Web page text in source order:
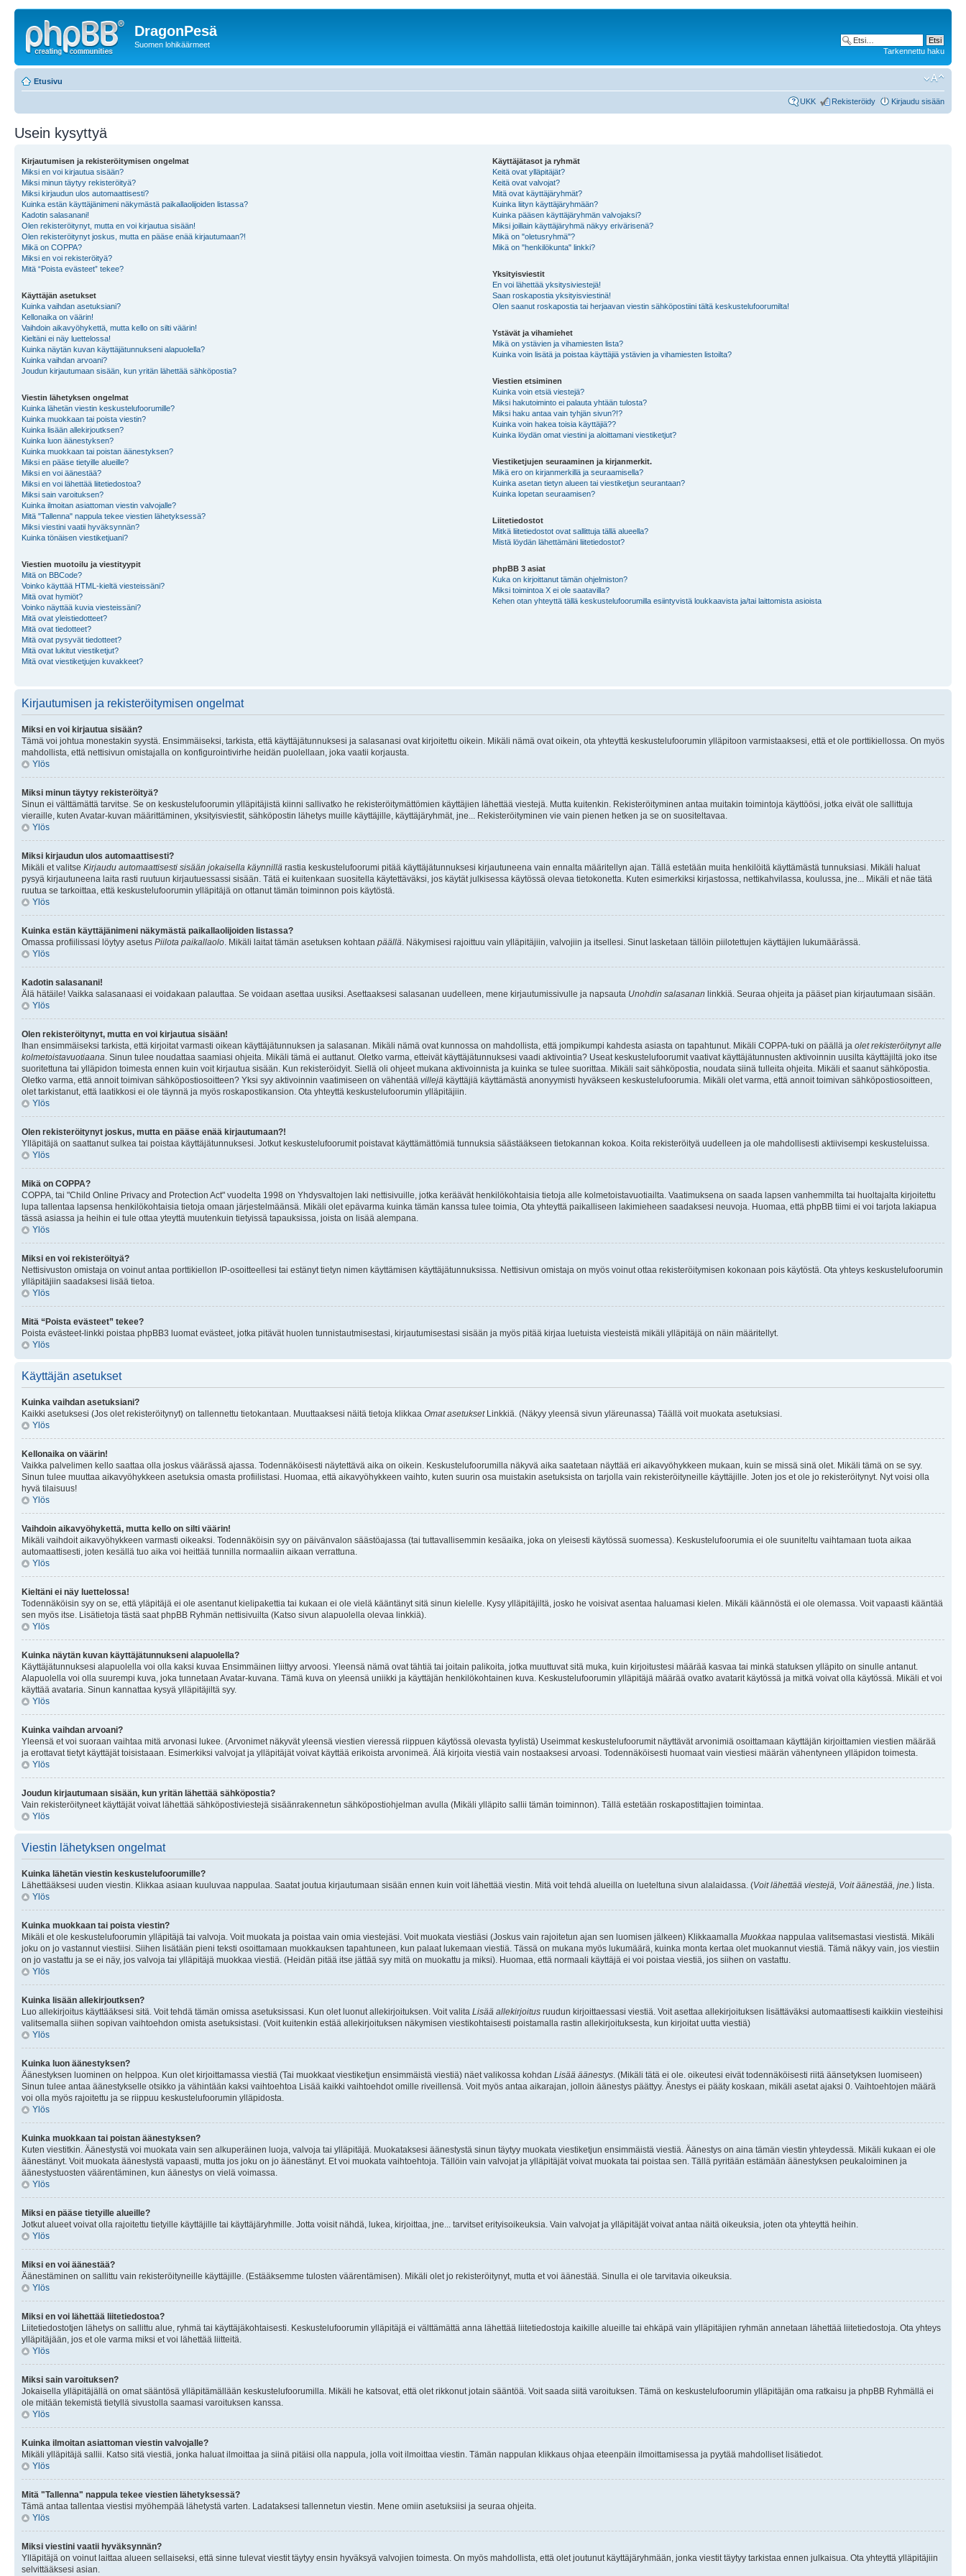
DragonPesä
Suomen lohikäärmeet
Tarkennettu haku
Etusivu
UKK Rekisteröidy Kirjaudu sisään
Usein kysyttyä
Kirjautumisen ja rekisteröitymisen ongelmat
Miksi en voi kirjautua sisään?
Miksi minun täytyy rekisteröityä?
Miksi kirjaudun ulos automaattisesti?
Kuinka estän käyttäjänimeni näkymästä paikallaolijoiden listassa?
Kadotin salasanani!
Olen rekisteröitynyt, mutta en voi kirjautua sisään!
Olen rekisteröitynyt joskus, mutta en pääse enää kirjautumaan?!
Mikä on COPPA?
Miksi en voi rekisteröityä?
Mitä “Poista evästeet” tekee?
Käyttäjän asetukset
Kuinka vaihdan asetuksiani?
Kellonaika on väärin!
Vaihdoin aikavyöhykettä, mutta kello on silti väärin!
Kieltäni ei näy luettelossa!
Kuinka näytän kuvan käyttäjätunnukseni alapuolella?
Kuinka vaihdan arvoani?
Joudun kirjautumaan sisään, kun yritän lähettää sähköpostia?
Viestin lähetyksen ongelmat
Kuinka lähetän viestin keskustelufoorumille?
Kuinka muokkaan tai poista viestin?
Kuinka lisään allekirjoutksen?
Kuinka luon äänestyksen?
Kuinka muokkaan tai poistan äänestyksen?
Miksi en pääse tietyille alueille?
Miksi en voi äänestää?
Miksi en voi lähettää liitetiedostoa?
Miksi sain varoituksen?
Kuinka ilmoitan asiattoman viestin valvojalle?
Mitä "Tallenna" nappula tekee viestien lähetyksessä?
Miksi viestini vaatii hyväksynnän?
Kuinka tönäisen viestiketjuani?
Viestien muotoilu ja viestityypit
Mitä on BBCode?
Voinko käyttää HTML-kieltä viesteissäni?
Mitä ovat hymiöt?
Voinko näyttää kuvia viesteissäni?
Mitä ovat yleistiedotteet?
Mitä ovat tiedotteet?
Mitä ovat pysyvät tiedotteet?
Mitä ovat lukitut viestiketjut?
Mitä ovat viestiketjujen kuvakkeet?
Käyttäjätasot ja ryhmät
Keitä ovat ylläpitäjät?
Keitä ovat valvojat?
Mitä ovat käyttäjäryhmät?
Kuinka liityn käyttäjäryhmään?
Kuinka pääsen käyttäjäryhmän valvojaksi?
Miksi joillain käyttäjäryhmä näkyy erivärisenä?
Mikä on "oletusryhmä"?
Mikä on "henkilökunta" linkki?
Yksityisviestit
En voi lähettää yksitysiviestejä!
Saan roskapostia yksityisviestinä!
Olen saanut roskapostia tai herjaavan viestin sähköpostiini tältä keskustelufoorumilta!
Ystävät ja vihamiehet
Mikä on ystävien ja vihamiesten lista?
Kuinka voin lisätä ja poistaa käyttäjiä ystävien ja vihamiesten listoilta?
Viestien etsiminen
Kuinka voin etsiä viestejä?
Miksi hakutoiminto ei palauta yhtään tulosta?
Miksi haku antaa vain tyhjän sivun?!?
Kuinka voin hakea toisia käyttäjiä??
Kuinka löydän omat viestini ja aloittamani viestiketjut?
Viestiketjujen seuraaminen ja kirjanmerkit.
Mikä ero on kirjanmerkillä ja seuraamisella?
Kuinka asetan tietyn alueen tai viestiketjun seurantaan?
Kuinka lopetan seuraamisen?
Liitetiedostot
Mitkä liitetiedostot ovat sallittuja tällä alueella?
Mistä löydän lähettämäni liitetiedostot?
phpBB 3 asiat
Kuka on kirjoittanut tämän ohjelmiston?
Miksi toimintoa X ei ole saatavilla?
Kehen otan yhteyttä tällä keskustelufoorumilla esiintyvistä loukkaavista ja/tai laittomista asioista
Kirjautumisen ja rekisteröitymisen ongelmat
Miksi en voi kirjautua sisään?
Tämä voi johtua monestakin syystä. Ensimmäiseksi, tarkista, että käyttäjätunnuksesi ja salasanasi ovat kirjoitettu oikein. Mikäli nämä ovat oikein, ota yhteyttä keskustelufoorumin ylläpitoon varmistaaksesi, että et ole porttikiellossa. On myös
mahdollista, että nettisivun omistajalla on konfigurointivirhe heidän puolellaan, joka vaatii korjausta.
Ylös
Miksi minun täytyy rekisteröityä?
Sinun ei välttämättä tarvitse. Se on keskustelufoorumin ylläpitäjistä kiinni sallivatko he rekisteröitymättömien käyttäjien lähettää viestejä. Mutta kuitenkin. Rekisteröityminen antaa muitakin toimintoja käyttöösi, jotka eivät ole sallittuja
vieraille, kuten Avatar-kuvan määrittäminen, yksityisviestit, sähköpostin lähetys muille käyttäjille, käyttäjäryhmät, jne... Rekisteröityminen vie vain pienen hetken ja se on suositeltavaa.
Ylös
Miksi kirjaudun ulos automaattisesti?
Mikäli et valitse Kirjaudu automaattisesti sisään jokaisella käynnillä rastia keskustelufoorumi pitää käyttäjätunnuksesi kirjautuneena vain ennalta määritellyn ajan. Tällä estetään muita henkilöitä käyttämästä tunnuksiasi. Mikäli haluat
pysyä kirjautuneena laita rasti ruutuun kirjautuessassi sisään. Tätä ei kuitenkaan suositella käytettäväksi, jos käytät julkisessa käytössä olevaa tietokonetta. Kuten esimerkiksi kirjastossa, nettikahvilassa, koulussa, jne... Mikäli et näe tätä
ruutua se tarkoittaa, että keskustelufoorumin ylläpitäjä on ottanut tämän toiminnon pois käytöstä.
Ylös
Kuinka estän käyttäjänimeni näkymästä paikallaolijoiden listassa?
Omassa profiilissasi löytyy asetus Piilota paikallaolo . Mikäli laitat tämän asetuksen kohtaan päällä . Näkymisesi rajoittuu vain ylläpitäjiin, valvojiin ja itsellesi. Sinut lasketaan tällöin piilotettujen käyttäjien lukumäärässä.
Ylös
Kadotin salasanani!
Älä hätäile! Vaikka salasanaasi ei voidakaan palauttaa. Se voidaan asettaa uusiksi. Asettaaksesi salasanan uudelleen, mene kirjautumissivulle ja napsauta Unohdin salasanan linkkiä. Seuraa ohjeita ja pääset pian kirjautumaan sisään.
Ylös
Olen rekisteröitynyt, mutta en voi kirjautua sisään!
Ihan ensimmäiseksi tarkista, että kirjoitat varmasti oikean käyttäjätunnuksen ja salasanan. Mikäli nämä ovat kunnossa on mahdollista, että jompikumpi kahdesta asiasta on tapahtunut. Mikäli COPPA-tuki on päällä ja olet rekisteröitynyt alle
kolmetoistavuotiaana . Sinun tulee noudattaa saamiasi ohjeita. Mikäli tämä ei auttanut. Oletko varma, etteivät käyttäjätunnuksesi vaadi aktivointia? Useat keskustelufoorumit vaativat käyttäjätunnusten aktivoinnin uusilta käyttäjiltä joko itse
suoritettuna tai ylläpidon toimesta ennen kuin voit kirjautua sisään. Kun rekisteröidyit. Siellä oli ohjeet mukana aktivoinnista ja kuinka se tulee suorittaa. Mikäli sait sähköpostia, noudata siinä tulleita ohjeita. Mikäli et saanut sähköpostia.
Oletko varma, että annoit toimivan sähköpostiosoitteen? Yksi syy aktivoinnin vaatimiseen on vähentää villejä käyttäjiä käyttämästä anonyymisti hyväkseen keskustelufoorumia. Mikäli olet varma, että annoit toimivan sähköpostiosoitteen,
olet tarkistanut, että laatikkosi ei ole täynnä ja myös roskapostikansion. Ota yhteyttä keskustelufoorumin ylläpitäjiin.
Ylös
Olen rekisteröitynyt joskus, mutta en pääse enää kirjautumaan?!
Ylläpitäjä on saattanut sulkea tai poistaa käyttäjätunnuksesi. Jotkut keskustelufoorumit poistavat käyttämättömiä tunnuksia säästääkseen tietokannan kokoa. Koita rekisteröityä uudelleen ja ole mahdollisesti aktiivisempi keskusteluissa.
Ylös
Mikä on COPPA?
COPPA, tai "Child Online Privacy and Protection Act" vuodelta 1998 on Yhdysvaltojen laki nettisivuille, jotka keräävät henkilökohtaisia tietoja alle kolmetoistavuotiailta. Vaatimuksena on saada lapsen vanhemmilta tai huoltajalta kirjoitettu
lupa tallentaa lapsensa henkilökohtaisia tietoja omaan järjestelmäänsä. Mikäli olet epävarma kuinka tämän kanssa tulee toimia, Ota yhteyttä paikalliseen lakimieheen saadaksesi neuvoja. Huomaa, että phpBB tiimi ei voi tarjota lakiapua
tässä asiassa ja heihin ei tule ottaa yteyttä muutenkuin tietyissä tapauksissa, joista on lisää alempana.
Ylös
Miksi en voi rekisteröityä?
Nettisivuston omistaja on voinut antaa porttikiellon IP-osoitteellesi tai estänyt tietyn nimen käyttämisen käyttäjätunnuksissa. Nettisivun omistaja on myös voinut ottaa rekisteröitymisen kokonaan pois käytöstä. Ota yhteys keskustelufoorumin
ylläpitäjiin saadaksesi lisää tietoa.
Ylös
Mitä “Poista evästeet” tekee?
Poista evästeet-linkki poistaa phpBB3 luomat evästeet, jotka pitävät huolen tunnistautmisestasi, kirjautumisestasi sisään ja myös pitää kirjaa luetuista viesteistä mikäli ylläpitäjä on näin määritellyt.
Ylös
Käyttäjän asetukset
Kuinka vaihdan asetuksiani?
Kaikki asetuksesi (Jos olet rekisteröitynyt) on tallennettu tietokantaan. Muuttaaksesi näitä tietoja klikkaa Omat asetuksetLinkkiä. (Näkyy yleensä sivun yläreunassa) Täällä voit muokata asetuksiasi.
Ylös
Kellonaika on väärin!
Vaikka palvelimen kello saattaa olla joskus väärässä ajassa. Todennäköisesti näytettävä aika on oikein. Keskustelufoorumilla näkyvä aika saatetaan näyttää eri aikavyöhykkeen mukaan, kuin se missä sinä olet. Mikäli tämä on se syy.
Sinun tulee muuttaa aikavyöhykkeen asetuksia omasta profiilistasi. Huomaa, että aikavyöhykkeen vaihto, kuten suurin osa muistakin asetuksista on tarjolla vain rekisteröityneille käyttäjille. Joten jos et ole jo rekisteröitynyt. Nyt voisi olla
hyvä tilaisuus!
Ylös
Vaihdoin aikavyöhykettä, mutta kello on silti väärin!
Mikäli vaihdoit aikavyöhykkeen varmasti oikeaksi. Todennäköisin syy on päivänvalon säästöajassa (tai tuttavallisemmin kesäaika, joka on yleisesti käytössä suomessa). Keskustelufoorumia ei ole suuniteltu vaihtamaan tuota aikaa
automaattisesti, joten kesällä tuo aika voi heittää tunnilla normaaliin aikaan verrattuna.
Ylös
Kieltäni ei näy luettelossa!
Todennäköisin syy on se, että yläpitäjä ei ole asentanut kielipakettia tai kukaan ei ole vielä kääntänyt sitä sinun kielelle. Kysy ylläpitäjiltä, josko he voisivat asentaa haluamasi kielen. Mikäli käännöstä ei ole olemassa. Voit vapaasti kääntää
sen myös itse. Lisätietoja tästä saat phpBB Ryhmän nettisivuilta (Katso sivun alapuolella olevaa linkkiä).
Ylös
Kuinka näytän kuvan käyttäjätunnukseni alapuolella?
Käyttäjätunnuksesi alapuolella voi olla kaksi kuvaa Ensimmäinen liittyy arvoosi. Yleensä nämä ovat tähtiä tai joitain palikoita, jotka muuttuvat sitä muka, kuin kirjoitustesi määrää kasvaa tai minkä statuksen ylläpito on sinulle antanut.
Alapuolella voi olla suurempi kuva, joka tunnetaan Avatar-kuvana. Tämä kuva on yleensä uniikki ja käyttäjän henkilökohtainen kuva. Keskustelufoorumin ylläpitäjä määrää ovatko avatarit käytössä ja mitkä voivat olla käytössä. Mikäli et voi
käyttää avataria. Sinun kannattaa kysyä ylläpitäjiltä syy.
Ylös
Kuinka vaihdan arvoani?
Yleensä et voi suoraan vaihtaa mitä arvonasi lukee. (Arvonimet näkyvät yleensä viestien vieressä riippuen käytössä olevasta tyylistä) Useimmat keskustelufoorumit näyttävät arvonimiä osoittamaan käyttäjän kirjoittamien viestien määrää
ja erottavat tietyt käyttäjät toisistaaan. Esimerkiksi valvojat ja ylläpitäjät voivat käyttää erikoista arvonimeä. Älä kirjoita viestiä vain nostaaksesi arvoasi. Todennäköisesti huomaat vain viestiesi määrän vähentyneen ylläpidon toimesta.
Ylös
Joudun kirjautumaan sisään, kun yritän lähettää sähköpostia?
Vain rekisteröityneet käyttäjät voivat lähettää sähköpostiviestejä sisäänrakennetun sähköpostiohjelman avulla (Mikäli ylläpito sallii tämän toiminnon). Tällä estetään roskapostittajien toimintaa.
Ylös
Viestin lähetyksen ongelmat
Kuinka lähetän viestin keskustelufoorumille?
Lähettääksesi uuden viestin. Klikkaa asiaan kuuluvaa nappulaa. Saatat joutua kirjautumaan sisään ennen kuin voit lähettää viestin. Mitä voit tehdä alueilla on lueteltuna sivun alalaidassa. (Voit lähettää viestejä, Voit äänestää, jne. ) lista.
Ylös
Kuinka muokkaan tai poista viestin?
Mikäli et ole keskustelufoorumin ylläpitäjä tai valvoja. Voit muokata ja poistaa vain omia viestejäsi. Voit muokata viestiäsi (Joskus vain rajoitetun ajan sen luomisen jälkeen) Klikkaamalla Muokkaa nappulaa valitsemastasi viestistä. Mikäli
joku on jo vastannut viestiisi. Siihen lisätään pieni teksti osoittamaan muokkauksen tapahtuneen, kun palaat lukemaan viestiä. Tässä on mukana myös lukumäärä, kuinka monta kertaa olet muokannut viestiä. Tämä näkyy vain, jos viestiin
on jo vastattu ja se ei näy, jos valvoja tai ylläpitäjä muokkaa viestiä. (Heidän pitää itse jättää syy mitä on muokattu ja miksi). Huomaa, että normaali käyttäjä ei voi poistaa viestiä, jos siihen on vastattu.
Ylös
Kuinka lisään allekirjoutksen?
Luo allekirjoitus käyttääksesi sitä. Voit tehdä tämän omissa asetuksissasi. Kun olet luonut allekirjoituksen. Voit valita Lisää allekirjoitus ruudun kirjoittaessasi viestiä. Voit asettaa allekirjoituksen lisättäväksi automaattisesti kaikkiin viesteihisi
valitsemalla siihen sopivan vaihtoehdon omista asetuksistasi. (Voit kuitenkin estää allekirjoituksen näkymisen viestikohtaisesti poistamalla rastin allekirjoituksesta, kun kirjoitat uutta viestiä)
Ylös
Kuinka luon äänestyksen?
Äänestyksen luominen on helppoa. Kun olet kirjoittamassa viestiä (Tai muokkaat viestiketjun ensimmäistä viestiä) näet valikossa kohdan Lisää äänestys . (Mikäli tätä ei ole. oikeutesi eivät todennäköisesti riitä äänsetyksen luomiseen)
Sinun tulee antaa äänestykselle otsikko ja vähintään kaksi vaihtoehtoa Lisää kaikki vaihtoehdot omille riveillensä. Voit myös antaa aikarajan, jolloin äänestys päättyy. Änestys ei pääty koskaan, mikäli asetat ajaksi 0. Vaihtoehtojen määrä
voi olla myös rajoitettu ja se riippuu keskustelufoorumin ylläpidosta.
Ylös
Kuinka muokkaan tai poistan äänestyksen?
Kuten viestitkin. Äänestystä voi muokata vain sen alkuperäinen luoja, valvoja tai ylläpitäjä. Muokataksesi äänestystä sinun täytyy muokata viestiketjun ensimmäistä viestiä. Äänestys on aina tämän viestin yhteydessä. Mikäli kukaan ei ole
äänestänyt. Voit muokata äänestystä vapaasti, mutta jos joku on jo äänestänyt. Et voi muokata vaihtoehtoja. Tällöin vain valvojat ja ylläpitäjät voivat muokata tai poistaa sen. Tällä pyritään estämään äänestyksen peukaloiminen ja
äänestystuosten väärentäminen, kun äänestys on vielä voimassa.
Ylös
Miksi en pääse tietyille alueille?
Jotkut alueet voivat olla rajoitettu tietyille käyttäjille tai käyttäjäryhmille. Jotta voisit nähdä, lukea, kirjoittaa, jne... tarvitset erityisoikeuksia. Vain valvojat ja ylläpitäjät voivat antaa näitä oikeuksia, joten ota yhteyttä heihin.
Ylös
Miksi en voi äänestää?
Äänestäminen on sallittu vain rekisteröityneille käyttäjille. (Estääksemme tulosten väärentämisen). Mikäli olet jo rekisteröitynyt, mutta et voi äänestää. Sinulla ei ole tarvitavia oikeuksia.
Ylös
Miksi en voi lähettää liitetiedostoa?
Liitetiedostotjen lähetys on sallittu alue, ryhmä tai käyttäjäkohtaisesti. Keskustelufoorumin ylläpitäjä ei välttämättä anna lähettää liitetiedostoja kaikille alueille tai ehkäpä vain ylläpitäjien ryhmän annetaan lähettää liitetiedostoja. Ota yhteys
ylläpitäjään, jos et ole varma miksi et voi lähettää liitteitä.
Ylös
Miksi sain varoituksen?
Jokaisella ylläpitäjällä on omat sääntösä ylläpitämällään keskustelufoorumilla. Mikäli he katsovat, että olet rikkonut jotain sääntöä. Voit saada siitä varoituksen. Tämä on keskustelufoorumin ylläpitäjän oma ratkaisu ja phpBB Ryhmällä ei
ole mitään tekemistä tietyllä sivustolla saamasi varoituksen kanssa.
Ylös
Kuinka ilmoitan asiattoman viestin valvojalle?
Mikäli ylläpitäjä sallii. Katso sitä viestiä, jonka haluat ilmoittaa ja siinä pitäisi olla nappula, jolla voit ilmoittaa viestin. Tämän nappulan klikkaus ohjaa eteenpäin ilmoittamisessa ja pyytää mahdolliset lisätiedot.
Ylös
Mitä "Tallenna" nappula tekee viestien lähetyksessä?
Tämä antaa tallentaa viestisi myöhempää lähetystä varten. Ladataksesi tallennetun viestin. Mene omiin asetuksiisi ja seuraa ohjeita.
Ylös
Miksi viestini vaatii hyväksynnän?
Ylläpitäjä on voinut laittaa alueen sellaiseksi, että sinne tulevat viestit täytyy ensin hyväksyä valvojien toimesta. On myös mahdollista, että olet joutunut käyttäjäryhmään, jonka viestit täytyy tarkistaa ennen julkaisua. Ota yhteyttä ylläpitäjiin
selvittääksesi asian.